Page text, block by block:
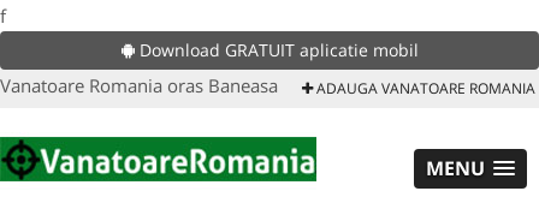
f
Download GRATUIT aplicatie mobil
Vanatoare Romania oras Baneasa ADAUGA VANATOARE ROMANIA
MENU